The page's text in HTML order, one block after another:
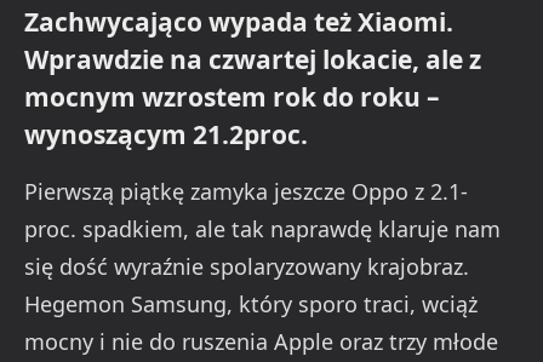
Zachwycająco wypada też Xiaomi.
Wprawdzie na czwartej lokacie, ale z
mocnym wzrostem rok do roku –
wynoszącym 21.2proc.
Pierwszą piątkę zamyka jeszcze Oppo z 2.1-
proc. spadkiem, ale tak naprawdę klaruje nam
się dość wyraźnie spolaryzowany krajobraz.
Hegemon Samsung, który sporo traci, wciąż
mocny i nie do ruszenia Apple oraz trzy młode